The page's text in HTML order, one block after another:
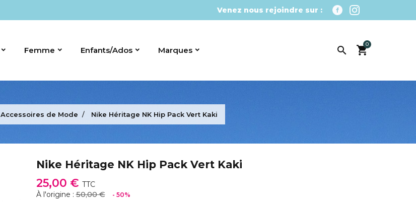
Venez nous rejoindre sur :
0

Femme Enfants/Ados Marques
Accessoires de Mode Nike Héritage NK Hip Pack Vert Kaki
Nike Héritage NK Hip Pack Vert Kaki
25,00 € TTC
À l'origine :50,00 € - 50%